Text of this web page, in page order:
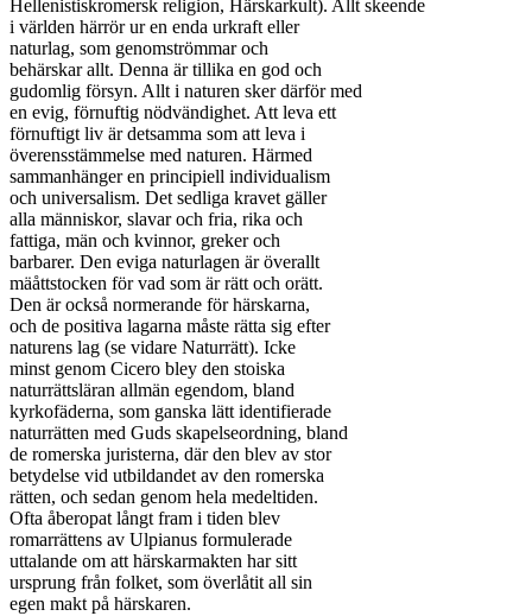
Hellenistiskromersk religion, Härskarkult). Allt skeende
i världen härrör ur en enda urkraft eller
naturlag, som genomströmmar och
behärskar allt. Denna är tillika en god och
gudomlig försyn. Allt i naturen sker därför med
en evig, förnuftig nödvändighet. Att leva ett
förnuftigt liv är detsamma som att leva i
överensstämmelse med naturen. Härmed
sammanhänger en principiell individualism
och universalism. Det sedliga kravet gäller
alla människor, slavar och fria, rika och
fattiga, män och kvinnor, greker och
barbarer. Den eviga naturlagen är överallt
mäåttstocken för vad som är rätt och orätt.
Den är också normerande för härskarna,
och de positiva lagarna måste rätta sig efter
naturens lag (se vidare Naturrätt). Icke
minst genom Cicero bley den stoiska
naturrättsläran allmän egendom, bland
kyrkofäderna, som ganska lätt identifierade
naturrätten med Guds skapelseordning, bland
de romerska juristerna, där den blev av stor
betydelse vid utbildandet av den romerska
rätten, och sedan genom hela medeltiden.
Ofta åberopat långt fram i tiden blev
romarrättens av Ulpianus formulerade
uttalande om att härskarmakten har sitt
ursprung från folket, som överlåtit all sin
egen makt på härskaren.